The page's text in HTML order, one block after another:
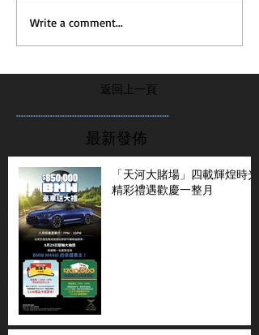
Write a comment...
返回上一頁
...............................................................
最新發佈
「天河大賭場」四載輝煌時光
精彩禮遇歡慶一整月